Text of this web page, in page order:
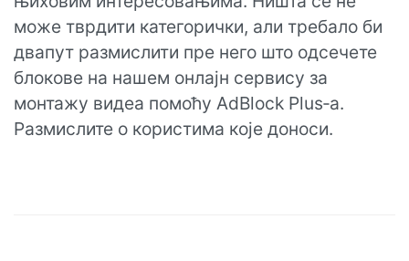
може тврдити категорички, али требало би
двапут размислити пре него што одсечете
блокове на нашем онлајн сервису за
монтажу видеа помоћу AdBlock Plus‑а.
Размислите о користима које доноси.